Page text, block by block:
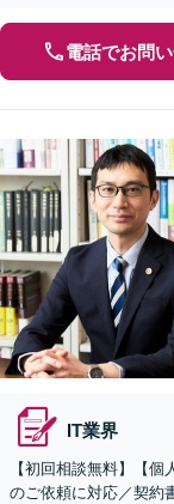
電話でお問
IT業界
【初回相談無料】【
のご依頼に対応／契約